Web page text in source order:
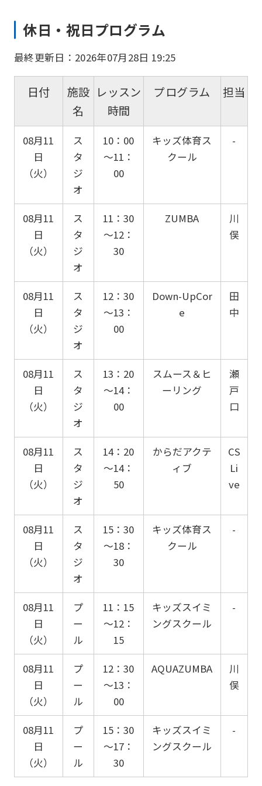
休日・祝日プログラム
最終更新日：2026年07月28日 19:25
日付
施設
名
レッスン
時間
プログラム 担当
08月11
日
（火）
ス
タ
ジ
オ
10：00
～11：
00
キッズ体育ス
クール
-
08月11
日
（火）
ス
タ
ジ
オ
11：30
～12：
30
ZUMBA
川
俣
08月11
日
（火）
ス
タ
ジ
オ
12：30
～13：
00
Down-UpCor
e
田
中
08月11
日
（火）
ス
タ
ジ
オ
13：20
～14：
00
スムース＆ヒ
ーリング
瀬
戸
口
08月11
日
（火）
ス
タ
ジ
オ
14：20
～14：
50
からだアクテ
ィブ
CS
Li
ve
08月11
日
（火）
ス
タ
ジ
オ
15：30
～18：
30
キッズ体育ス
クール
-
08月11
日
（火）
プ
ー
ル
11：15
～12：
15
キッズスイミ
ングスクール
-
08月11
日
（火）
プ
ー
ル
12：30
～13：
00
AQUAZUMBA
川
俣
08月11
日
（火）
プ
ー
ル
15：30
～17：
30
キッズスイミ
ングスクール
-